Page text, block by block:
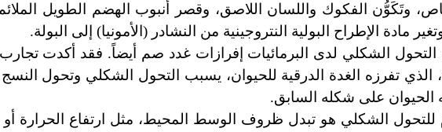
وتَكَوُّن الفكوك واللسان اللاصق، وقصر أنبوب الهضم الطويل الملائم
مادة الإطراح البولية النتروجينية من النشادر (الأمونيا) إلى البولة.
الشكلي لدى البرمائيات إفرازات غدد صم أيضاً. فقد أكدت
، الذي تفرزه الغدة الدرقية للحيوان، يسبب التحول الشكلي وتحول النسج
الحيوان على شكله السابق.
للتحول الشكلي هو تبدل ظروف الوسط المحيط، مثل ارتفاع الحرارة أو